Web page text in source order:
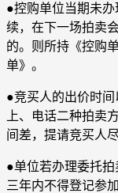
●控购单位当期未
续，在下一场拍卖
的。则所持《控购
单》。
●竞买人的出价时
上、电话二种拍卖
间差，提请竞买人
●单位若办理委托拍
三年内不得登记参加